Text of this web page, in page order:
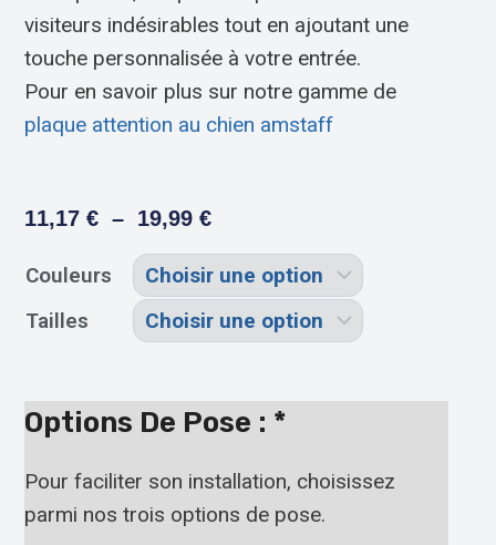
visiteurs indésirables tout en ajoutant une
touche personnalisée à votre entrée.
Pour en savoir plus sur notre gamme de
plaque attention au chien amstaff
11,17€ – 19,99€
Couleurs
Tailles
Options De Pose : *
Pour faciliter son installation, choisissez
parmi nos trois options de pose.